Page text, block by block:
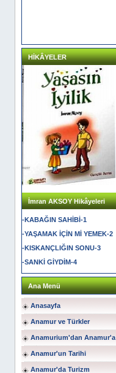
HİKÂYELER
İmran AKSOY Hikâyeleri
-KABAĞIN SAHİBİ-1
-YAŞAMAK İÇİN Mİ YEMEK-2
-KISKANÇLIĞIN SONU-3
-SANKİ GİYDİM-4
Ana Menü
Anasayfa
Anamur ve Türkler
Anamurium'dan Anamur'a
Anamur'un Tarihi
Anamur'da Turizm